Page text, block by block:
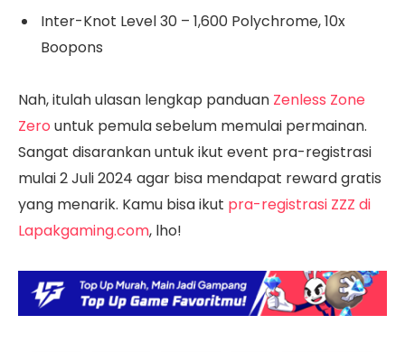
Inter-Knot Level 30 – 1,600 Polychrome, 10x
Boopons
Nah, itulah ulasan lengkap panduan Zenless Zone
Zero untuk pemula sebelum memulai permainan.
Sangat disarankan untuk ikut event pra-registrasi
mulai 2 Juli 2024 agar bisa mendapat reward gratis
yang menarik. Kamu bisa ikut pra-registrasi ZZZ di
Lapakgaming.com, lho!